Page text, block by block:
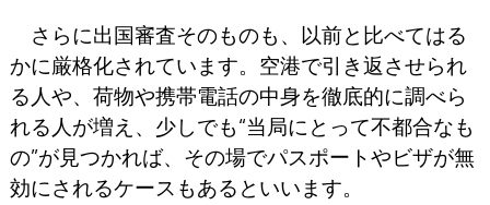
さらに出国審査そのものも、以前と比べてはる
かに厳格化されています。空港で引き返させられ
る人や、荷物や携帯電話の中身を徹底的に調べら
れる人が増え、少しでも“当局にとって不都合なも
の”が見つかれば、その場でパスポートやビザが無
効にされるケースもあるといいます。